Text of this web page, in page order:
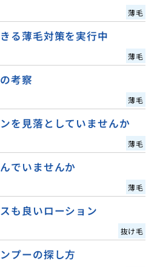
薄毛
る薄毛対策を実行中
薄毛
考察
薄毛
を見落としていませんか
薄毛
でいませんか
薄毛
も良いローション
抜け毛
プーの探し方